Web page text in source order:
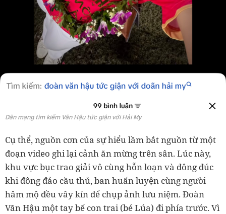
Dân mạng tìm kiếm Văn Hậu tức giận với Hải My
Cụ thể, nguồn cơn của sự hiểu lầm bắt nguồn từ một
đoạn video ghi lại cảnh ăn mừng trên sân. Lúc này,
khu vực bục trao giải vô cùng hỗn loạn và đông đúc
khi đông đảo cầu thủ, ban huấn luyện cùng người
hâm mộ đều vây kín để chụp ảnh lưu niệm. Đoàn
Văn Hậu một tay bế con trai (bé Lúa) đi phía trước. Vì